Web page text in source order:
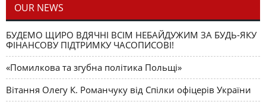
OUR NEWS
БУДЕМО ЩИРО ВДЯЧНІ ВСІМ НЕБАЙДУЖИМ ЗА БУДЬ-ЯКУ
ФІНАНСОВУ ПІДТРИМКУ ЧАСОПИСОВІ!
«Помилкова та згубна політика Польщі»
Вітання Олегу К. Романчуку від Спілки офіцерів України